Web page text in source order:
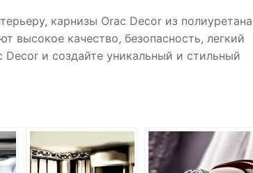
карнизы Orac Decor из полиуретана
качество, безопасность, легкий
и создайте уникальный и стильный